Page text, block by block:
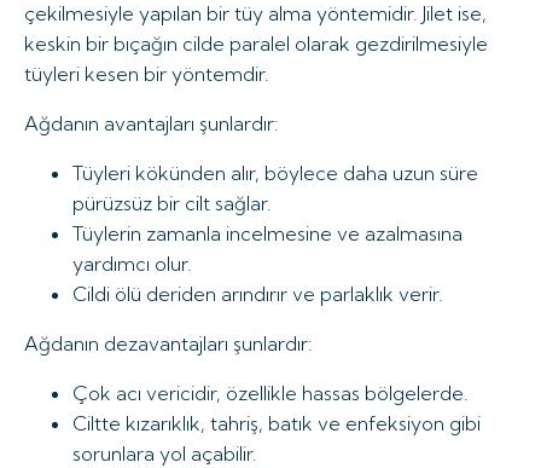
çekilmesiyle yapılan bir tüy alma yöntemidir. Jilet ise,
keskin bir bıçağın cilde paralel olarak gezdirilmesiyle
tüyleri kesen bir yöntemdir.
Ağdanın avantajları şunlardır:
Tüyleri kökünden alır, böylece daha uzun süre
pürüzsüz bir cilt sağlar.
Tüylerin zamanla incelmesine ve azalmasına
yardımcı olur.
Cildi ölü deriden arındırır ve parlaklık verir.
Ağdanın dezavantajları şunlardır:
Çok acı vericidir, özellikle hassas bölgelerde.
Ciltte kızarıklık, tahriş, batık ve enfeksiyon gibi
sorunlara yol açabilir.